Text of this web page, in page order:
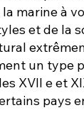
marine à
et de la
un type
XVII e et
pays